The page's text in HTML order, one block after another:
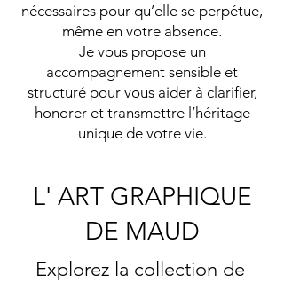
nécessaires pour qu’elle se perpétue,
même en votre absence.
Je vous propose un
accompagnement sensible et
structuré pour vous aider à clarifier,
honorer et transmettre l’héritage
unique de votre vie.
L' ART GRAPHIQUE
DE MAUD
Explorez la collection de